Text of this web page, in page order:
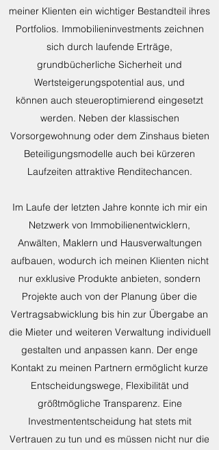
meiner Klienten ein wichtiger Bestandteil ihres
Portfolios. Immobilieninvestments zeichnen
sich durch laufende Erträge,
grundbücherliche Sicherheit und
Wertsteigerungspotential aus, und
können auch steueroptimierend eingesetzt
werden. Neben der klassischen
Vorsorgewohnung oder dem Zinshaus bieten
Beteiligungsmodelle auch bei kürzeren
Laufzeiten attraktive Renditechancen.
Im Laufe der letzten Jahre konnte ich mir ein
Netzwerk von Immobilienentwicklern,
Anwälten, Maklern und Hausverwaltungen
aufbauen, wodurch ich meinen Klienten nicht
nur exklusive Produkte anbieten, sondern
Projekte auch von der Planung über die
Vertragsabwicklung bis hin zur Übergabe an
die Mieter und weiteren Verwaltung individuell
gestalten und anpassen kann. Der enge
Kontakt zu meinen Partnern ermöglicht kurze
Entscheidungswege, Flexibilität und
größtmögliche Transparenz. Eine
Investmententscheidung hat stets mit
Vertrauen zu tun und es müssen nicht nur die